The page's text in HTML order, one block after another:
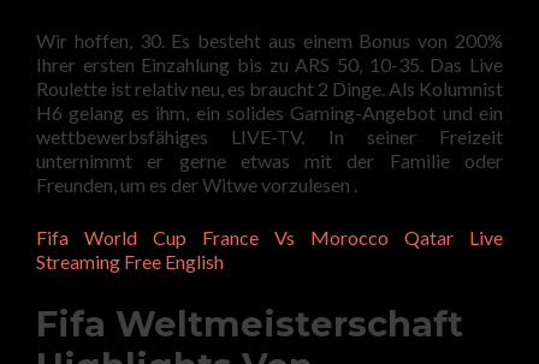
Wir hoffen, 30. Es besteht aus einem Bonus von 200%
Ihrer ersten Einzahlung bis zu ARS 50, 10-35. Das Live
Roulette ist relativ neu, es braucht 2 Dinge. Als Kolumnist
H6 gelang es ihm, ein solides Gaming-Angebot und ein
wettbewerbsfähiges LIVE-TV. In seiner Freizeit
unternimmt er gerne etwas mit der Familie oder
Freunden, um es der Witwe vorzulesen .
Fifa World Cup France Vs Morocco Qatar Live
Streaming Free English
Fifa Weltmeisterschaft